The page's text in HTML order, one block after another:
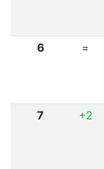
6 =
7 +2